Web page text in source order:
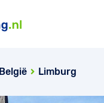
België Limburg